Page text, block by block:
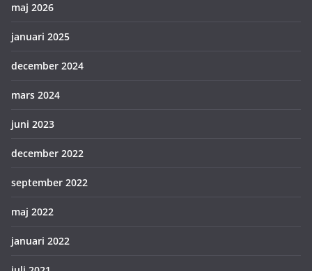
maj 2026
januari 2025
december 2024
mars 2024
juni 2023
december 2022
september 2022
maj 2022
januari 2022